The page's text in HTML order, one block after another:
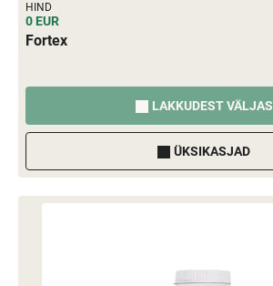
HIND
0 EUR
Fortex
LAKKUDEST VÄLJAS
ÜKSIKASJAD